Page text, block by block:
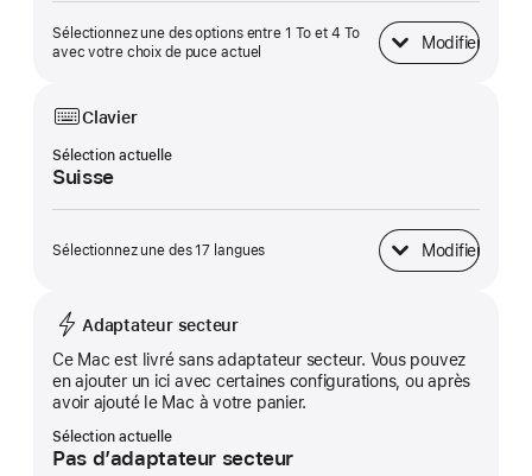
Sélectionnez une des options entre 1 To et 4 To
avec votre choix de puce actuel
Modifier
Stockage SSD
Clavier
Sélection actuelle
Suisse
Sélectionnez une des 17 langues Modifier
Clavier
Adaptateur secteur
Ce Mac est livré sans adaptateur secteur. Vous pouvez
en ajouter un ici avec certaines configurations, ou après
avoir ajouté le Mac à votre panier.
Sélection actuelle
Pas d’adaptateur secteur